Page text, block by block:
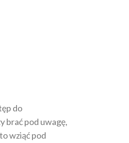
do
brać pod uwagę,
wziąć pod